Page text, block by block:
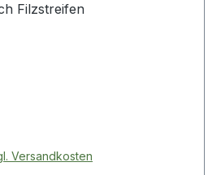
Produkte im Bereich Filzstreifen
Versandkosten